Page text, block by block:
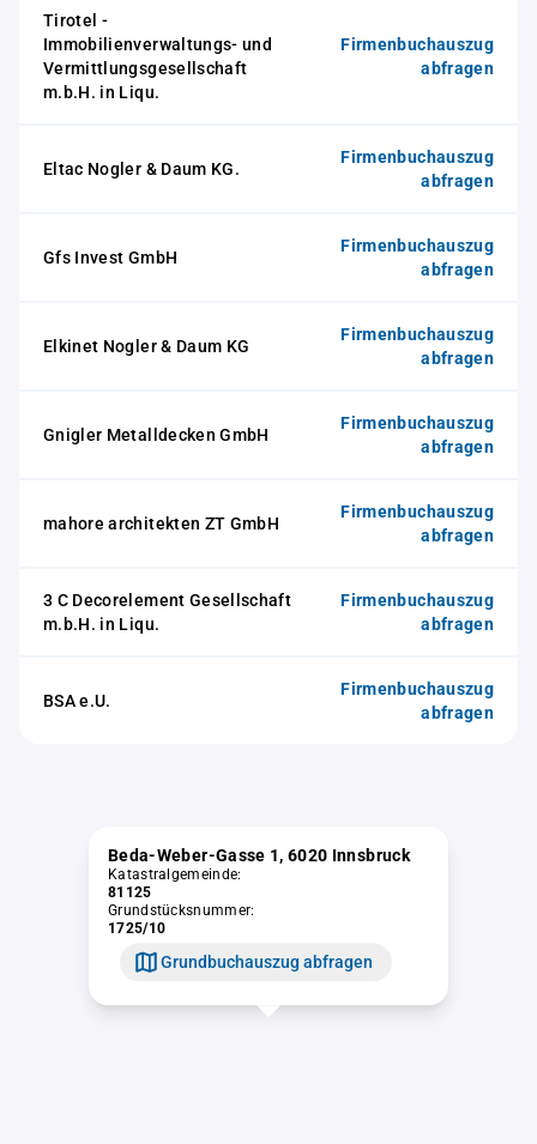
Tirotel -
Immobilienverwaltungs- und
Vermittlungsgesellschaft
m.b.H. in Liqu.
Firmenbuchauszug
abfragen
Eltac Nogler & Daum KG.
Firmenbuchauszug
abfragen
Gfs Invest GmbH
Firmenbuchauszug
abfragen
Elkinet Nogler & Daum KG
Firmenbuchauszug
abfragen
Gnigler Metalldecken GmbH
Firmenbuchauszug
abfragen
mahore architekten ZT GmbH
Firmenbuchauszug
abfragen
3 C Decorelement Gesellschaft
m.b.H. in Liqu.
Firmenbuchauszug
abfragen
BSA e.U.
Firmenbuchauszug
abfragen
Beda-Weber-Gasse 1, 6020 Innsbruck
Katastralgemeinde:
81125
Grundstücksnummer:
1725/10
Grundbuchauszug abfragen